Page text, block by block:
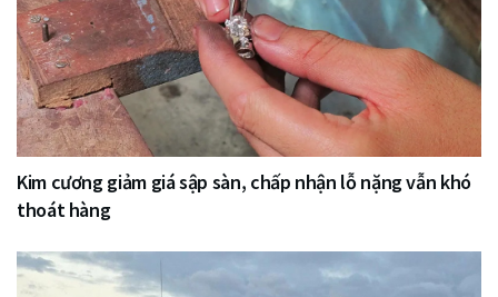
Kim cương giảm giá sập sàn, chấp nhận lỗ nặng vẫn khó
thoát hàng